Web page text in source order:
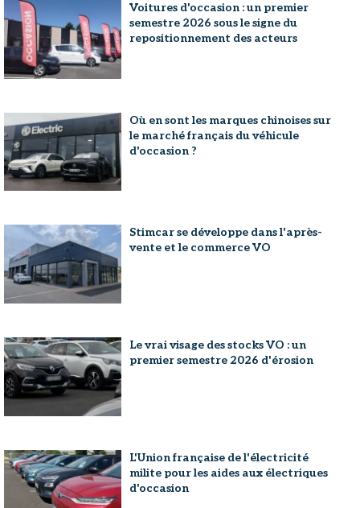
Voitures d'occasion : un premier
semestre 2026 sous le signe du
repositionnement des acteurs
Où en sont les marques chinoises sur
le marché français du véhicule
d'occasion ?
Stimcar se développe dans l'après-
vente et le commerce VO
Le vrai visage des stocks VO : un
premier semestre 2026 d'érosion
L'Union française de l'électricité
milite pour les aides aux électriques
d'occasion